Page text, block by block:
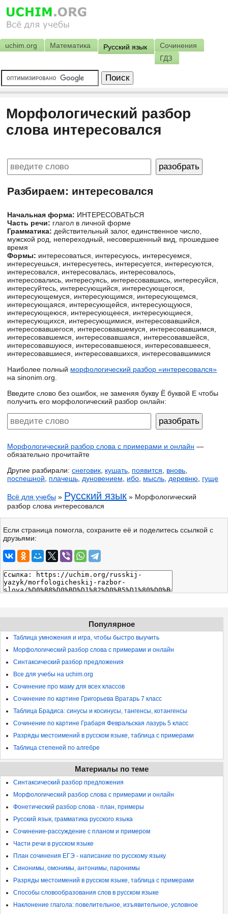
uchim.org Математика Русский язык
Сочинения
ГДЗ
Морфологический разбор
слова интересовался
Разбираем: интересовался
Начальная форма: ИНТЕРЕСОВАТЬСЯ
Часть речи: глагол в личной форме
Грамматика: действительный залог, единственное число,
мужской род, непереходный, несовершенный вид, прошедшее
время
Формы: интересоваться, интересуюсь, интересуемся,
интересуешься, интересуетесь, интересуется, интересуются,
интересовался, интересовалась, интересовалось,
интересовались, интересуясь, интересовавшись, интересуйся,
интересуйтесь, интересующийся, интересующегося,
интересующемуся, интересующимся, интересующемся,
интересующаяся, интересующейся, интересующуюся,
интересующеюся, интересующееся, интересующиеся,
интересующихся, интересующимися, интересовавшийся,
интересовавшегося, интересовавшемуся, интересовавшимся,
интересовавшемся, интересовавшаяся, интересовавшейся,
интересовавшуюся, интересовавшеюся, интересовавшееся,
интересовавшиеся, интересовавшихся, интересовавшимися
Наиболее полный морфологический разбор «интересовался»
на sinonim.org.
Введите слово без ошибок, не заменяя букву Ё буквой Е чтобы
получить его морфологический разбор онлайн:
Морфологический разбор слова с примерами и онлайн —
обязательно прочитайте
Другие разбирали: снеговик кушать появится вновь
поспешной
плачешь дуновением ибо мысль деревню гуще
Всё для учебы » Русский язык » Морфологический
разбор слова интересовался
Если страница помогла, сохраните её и поделитесь ссылкой с
друзьями:
Популярное
Таблица умножения и игра, чтобы быстро выучить
Морфологический разбор слова с примерами и онлайн
Синтаксический разбор предложения
Все для учебы на uchim.org
Сочинение про маму для всех классов
Сочинение по картине Григорьева Вратарь 7 класс
Таблица Брадиса: синусы и косинусы, тангенсы, котангенсы
Сочинение по картине Грабаря Февральская лазурь 5 класс
Разряды местоимений в русском языке, таблица с примерами
Таблица степеней по алгебре
Материалы по теме
Синтаксический разбор предложения
Морфологический разбор слова с примерами и онлайн
Фонетический разбор слова - план, примеры
Русский язык, грамматика русского языка
Сочинение-рассуждение с планом и примером
Части речи в русском языке
План сочинения ЕГЭ - написание по русскому языку
Синонимы, омонимы, антонимы, паронимы
Разряды местоимений в русском языке, таблица с примерами
Способы словообразования слов в русском языке
Наклонение глагола: повелительное, изъявительное, условное